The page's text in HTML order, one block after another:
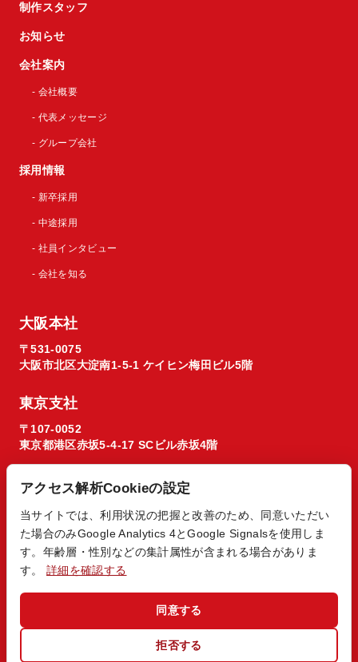
制作スタッフ
お知らせ
会社案内
- 会社概要
- 代表メッセージ
- グループ会社
採用情報
- 新卒採用
- 中途採用
- 社員インタビュー
- 会社を知る
大阪本社
〒531-0075
大阪市北区大淀南1-5-1 ケイヒン梅田ビル5階
東京支社
〒107-0052
東京都港区赤坂5-4-17 SCビル赤坂4階
© 2026 Regista X1 co. ltd.
アクセス解析Cookieの設定
当サイトでは、利用状況の把握と改善のため、同意いただい
た場合のみGoogle Analytics 4とGoogle Signalsを使用しま
す。年齢層・性別などの集計属性が含まれる場合がありま
す。詳細を確認する
拒否する
同意する